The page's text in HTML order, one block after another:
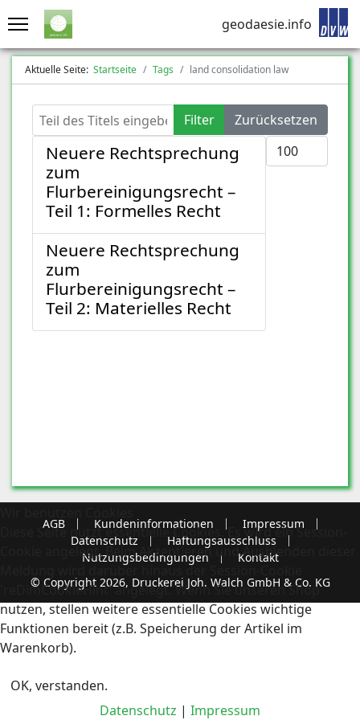
geodaesie.info
Aktuelle Seite: Startseite Tags land consolidation law
Teil des Titels eingeben Filter
Zurücksetzen
Anzeige #
Neuere Rechtsprechung
zum
Flurbereinigungsrecht –
Teil 1: Formelles Recht
Neuere Rechtsprechung
zum
Flurbereinigungsrecht –
Teil 2: Materielles Recht
AGB Kundeninformationen
Impressum
Datenschutz
Haftungsausschluss
Nutzungsbedingungen
Kontakt
© Copyright 2026, Druckerei Joh. Walch GmbH & Co. KG
Diese Seite nutzt essentielle Cookies. Es wird ein Session-
Cookie angelegt. Beim Akzeptieren und Ausblenden dieser
Meldung wird darüber hinaus der Session-Cookie
'reDimCookieHint' angelegt. Wenn Sie unseren Shop
nutzen, stellen weitere essentielle Cookies wichtige
Funktionen bereit (z.B. Speicherung der Artikel im
Warenkorb).
OK, verstanden.
Datenschutz | Impressum